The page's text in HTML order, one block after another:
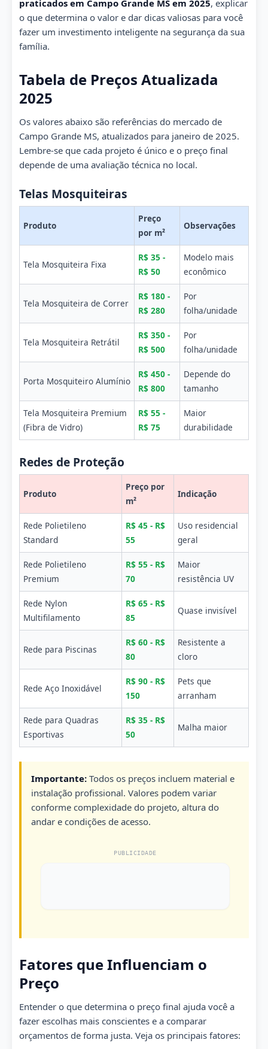
praticados em Campo Grande MS em 2025, explicar
o que determina o valor e dar dicas valiosas para você
fazer um investimento inteligente na segurança da sua
família.
Tabela de Preços Atualizada
2025
Os valores abaixo são referências do mercado de
Campo Grande MS, atualizados para janeiro de 2025.
Lembre-se que cada projeto é único e o preço final
depende de uma avaliação técnica no local.
Telas Mosquiteiras
Produto
Preço
por m²
Observações
Tela Mosquiteira Fixa
R$ 35 -
R$ 50
Modelo mais
econômico
Tela Mosquiteira de Correr
R$ 180 -
R$ 280
Por
folha/unidade
Tela Mosquiteira Retrátil
R$ 350 -
R$ 500
Por
folha/unidade
Porta Mosquiteiro Alumínio
R$ 450 -
R$ 800
Depende do
tamanho
Tela Mosquiteira Premium
(Fibra de Vidro)
R$ 55 -
R$ 75
Maior
durabilidade
Redes de Proteção
Produto
Preço por
m²
Indicação
Rede Polietileno
Standard
R$ 45 - R$
55
Uso residencial
geral
Rede Polietileno
Premium
R$ 55 - R$
70
Maior
resistência UV
Rede Nylon
Multifilamento
R$ 65 - R$
85
Quase invisível
Rede para Piscinas
R$ 60 - R$
80
Resistente a
cloro
Rede Aço Inoxidável
R$ 90 - R$
150
Pets que
arranham
Rede para Quadras
Esportivas
R$ 35 - R$
50
Malha maior
Importante: Todos os preços incluem material e
instalação profissional. Valores podem variar
conforme complexidade do projeto, altura do
andar e condições de acesso.
PUBLICIDADE
Fatores que Influenciam o
Preço
Entender o que determina o preço final ajuda você a
fazer escolhas mais conscientes e a comparar
orçamentos de forma justa. Veja os principais fatores: